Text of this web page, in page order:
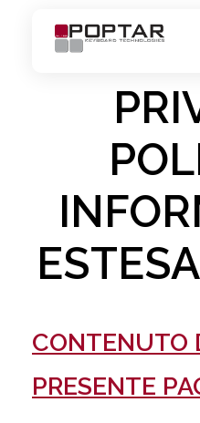
CONTENUTO
PRESENTE